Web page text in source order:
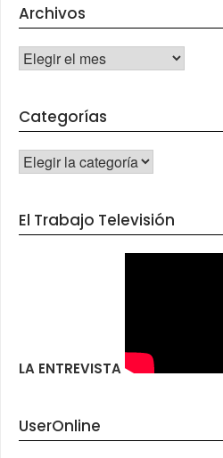
Archivos
Archivos
Categorías
CATEGORÍAS
El Trabajo Televisión
LA ENTREVISTA
UserOnline